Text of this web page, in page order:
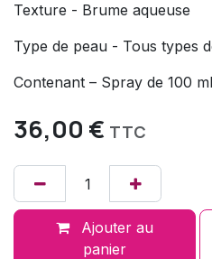
Texture - Brume aqueuse
Type de peau - Tous types
Contenant – Spray de 100 ml
36,00 € TTC
Ajouter au
panier